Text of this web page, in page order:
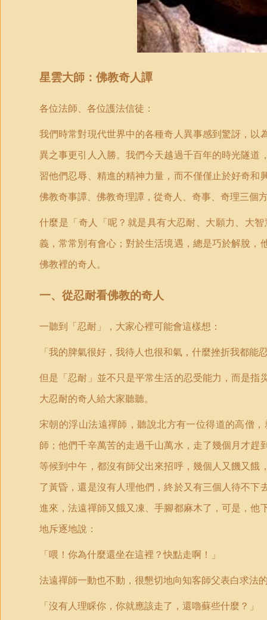
星雲大師：佛教奇人譚
各位法師、各位護法信徒：
我們時常對現代世界中的各種奇人異事感到驚訝，
異之事更引人入勝。我們今天越過千百年的時光隧
習他們忍辱、精進的精神力量，而不僅僅止於好奇
佛教奇事譚、佛教奇理譚，從奇人、奇事、奇理三個
什麼是「奇人「呢？就是具有大忍耐、大願力、大
義，常常別有會心；對於生活境遇，總是巧於解脫
佛教裡的奇人。
一、從忍耐看佛教的奇人
一聽到「忍耐」，大家心裡可能會這樣想：
「我的脾氣很好，我待人也很和氣，什麼挫折我都能
但是「忍耐」並不只是平常生活的忍受能力，而是
大忍耐的奇人給大家聽聽。
宋朝的浮山法遠禪師，聽說北方有一位得道的高僧
師；他們千辛萬苦的走過千山萬水，走了幾個月才
等候到中午，都沒有師父出來招呼，幾個人又饑又
了黃昏，還是沒有人理他們，終於又有三個人待不
進來，法遠禪師又餓又凍、手腳都麻木了，可是，
地斥逐地說：
「喂！你為什麼還坐在這裡？快點走啊！」
法遠禪師一動也不動，很懇切地向知客師父表白求法
「沒有人理睬你，你就應該走了，還嚕蘇些什麼？」